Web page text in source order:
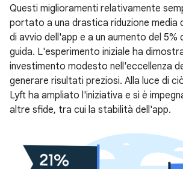
Questi miglioramenti relativamente
portato a una drastica riduzione media
di avvio dell'app e a un aumento del 5%
guida. L'esperimento iniziale ha
investimento modesto nell'eccellenza
generare risultati preziosi. Alla luce di
Lyft ha ampliato l'iniziativa e si è
altre sfide, tra cui la stabilità dell'app.